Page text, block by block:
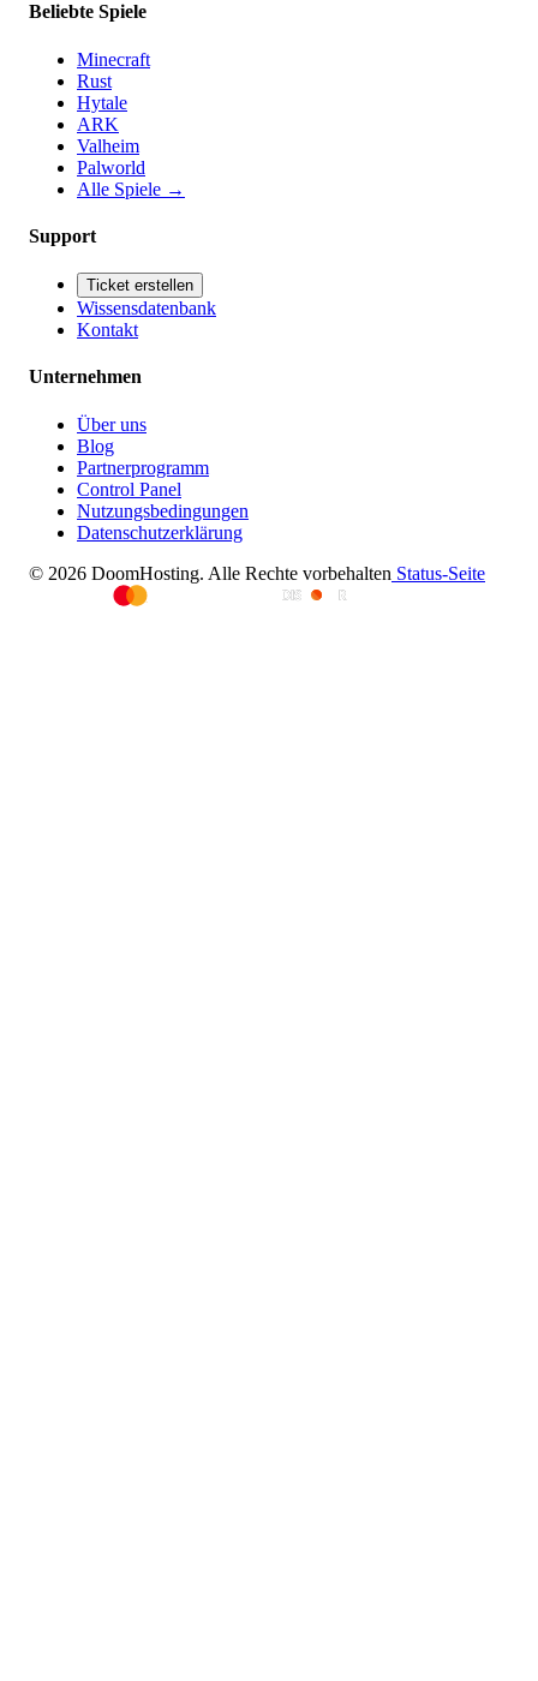
Beliebte Spiele
Minecraft
Rust
Hytale
ARK
Valheim
Palworld
Alle Spiele →
Support
Ticket erstellen
Wissensdatenbank
Kontakt
Unternehmen
Über uns
Blog
Partnerprogramm
Control Panel
Nutzungsbedingungen
Datenschutzerklärung
© 2026 DoomHosting. Alle Rechte vorbehalten Status-Seite